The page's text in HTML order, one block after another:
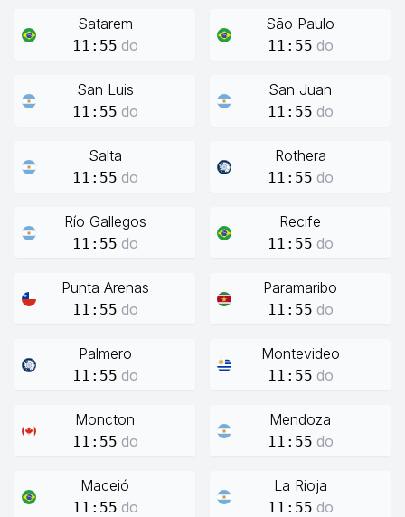
Satarem
11:55 do
São Paulo
11:55 do
San Luis
11:55 do
San Juan
11:55 do
Salta
11:55 do
Rothera
11:55 do
Río Gallegos
11:55 do
Recife
11:55 do
Punta Arenas
11:55 do
Paramaribo
11:55 do
Palmero
11:55 do
Montevideo
11:55 do
Moncton
11:55 do
Mendoza
11:55 do
Maceió
11:55 do
La Rioja
11:55 do